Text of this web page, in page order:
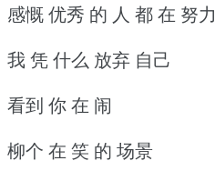
感慨 优秀 的 人 都 在 努力
我 凭 什么 放弃 自己
看到 你 在 闹
柳个 在 笑 的 场景